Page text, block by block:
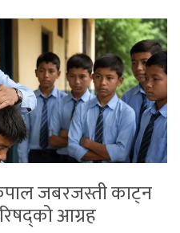
कपाल जबरजस्ती काट्न
आग्रह